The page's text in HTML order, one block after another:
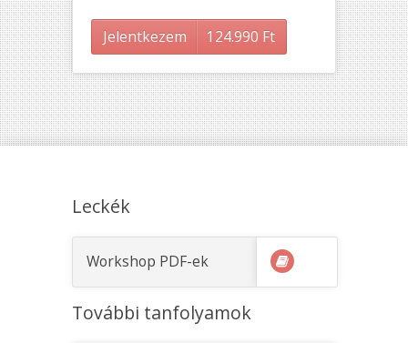
Jelentkezem 124.990 Ft
Leckék
Workshop PDF-ek
További tanfolyamok